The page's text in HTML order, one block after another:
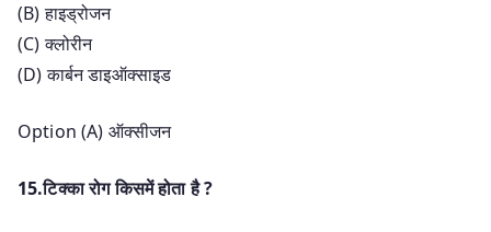
(B) हाइड्रोजन
(C) क्लोरीन
(D) कार्बन डाइऑक्साइड
Option (A) ऑक्सीजन
15.टिक्का रोग किसमें होता है ?